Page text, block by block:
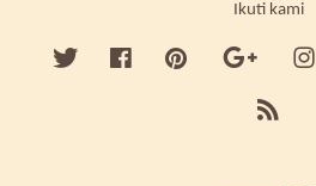
Ikuti kami
Twitter FacebookPinterest Google